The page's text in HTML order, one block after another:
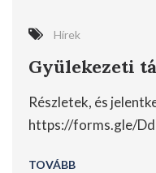
Hírek
Gyülekezeti
Részletek, és
https://forms.gle/
TOVÁBB